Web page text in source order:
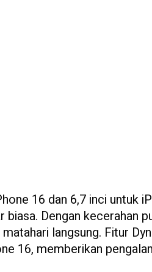
16 dan 6,7 inci untuk
Dengan kecerahan
langsung. Fitur
16, memberikan